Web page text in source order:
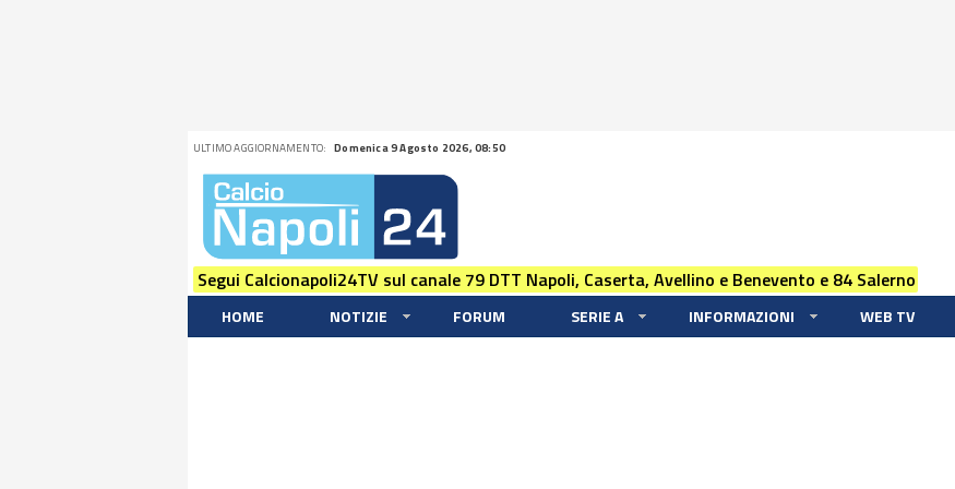
ULTIMO AGGIORNAMENTO: Domenica 9 Agosto 2026, 08:50
Segui Calcionapoli24TV sul canale 79 DTT Napoli, Caserta, Avellino e Benevento e 84 Salerno
HOME NOTIZIE FORUM SERIE A INFORMAZIONI WEB TV